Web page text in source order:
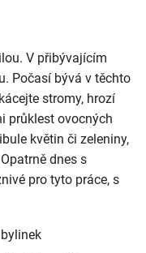
V přibývajícím
Počasí bývá v těchto
stromy, hrozí
průklest ovocných
květin či zeleniny,
dnes s
pro tyto práce, s